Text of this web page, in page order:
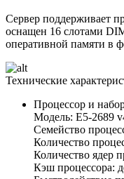
Сервер поддерживает
оснащен 16 слотами
оперативной памяти в
Технические
Процессор и
Модель: E5-2689
Семейство
Количество
Количество ядер
Кэш процессора: